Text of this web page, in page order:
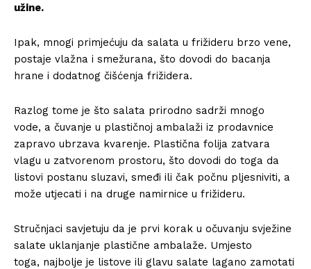
užine.
Ipak, mnogi primjećuju da salata u frižideru brzo vene,
postaje vlažna i smežurana, što dovodi do bacanja
hrane i dodatnog čišćenja frižidera.
Razlog tome je što salata prirodno sadrži mnogo
vode, a čuvanje u plastičnoj ambalaži iz prodavnice
zapravo ubrzava kvarenje. Plastična folija zatvara
vlagu u zatvorenom prostoru, što dovodi do toga da
listovi postanu sluzavi, smeđi ili čak počnu pljesniviti, a
može utjecati i na druge namirnice u frižideru.
Stručnjaci savjetuju da je prvi korak u očuvanju svježine
salate uklanjanje plastične ambalaže. Umjesto
toga, najbolje je listove ili glavu salate lagano zamotati